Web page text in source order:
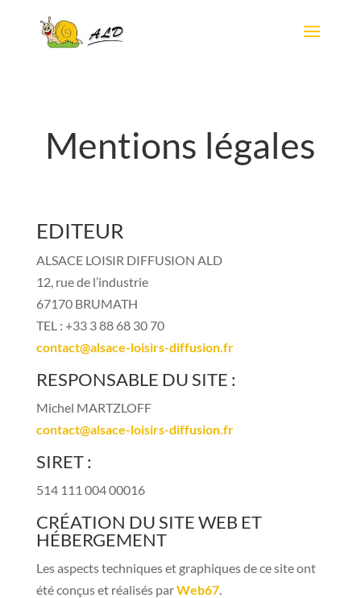
Mentions légales
EDITEUR
ALSACE LOISIR DIFFUSION ALD
12, rue de l’industrie
67170 BRUMATH
TEL : +33 3 88 68 30 70
contact@alsace-loisirs-diffusion.fr
RESPONSABLE DU SITE :
Michel MARTZLOFF
contact@alsace-loisirs-diffusion.fr
SIRET :
514 111 004 00016
CRÉATION DU SITE WEB ET
HÉBERGEMENT
Les aspects techniques et graphiques de ce site ont
été conçus et réalisés parWeb67.